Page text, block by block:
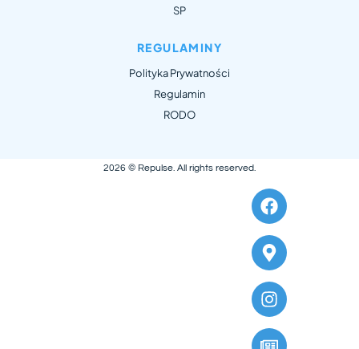
SP
REGULAMINY
Polityka Prywatności
Regulamin
RODO
2026 © Repulse. All rights reserved.